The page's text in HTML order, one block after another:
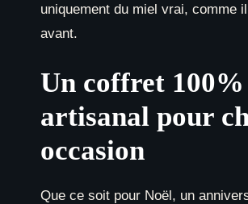
uniquement du miel vrai, comme
avant.
Un coffret
artisanal pour
occasion
Que ce soit pour Noël, un